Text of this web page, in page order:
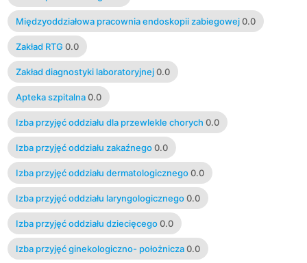
Międzyoddziałowa pracownia endoskopii zabiegowej 0.0
Zakład RTG 0.0
Zakład diagnostyki laboratoryjnej 0.0
Apteka szpitalna 0.0
Izba przyjęć oddziału dla przewlekle chorych 0.0
Izba przyjęć oddziału zakaźnego 0.0
Izba przyjęć oddziału dermatologicznego 0.0
Izba przyjęć oddziału laryngologicznego 0.0
Izba przyjęć oddziału dziecięcego 0.0
Izba przyjęć ginekologiczno- położnicza 0.0